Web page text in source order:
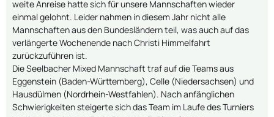
weite Anreise hatte sich für unsere Mannschaften wieder
einmal gelohnt. Leider nahmen in diesem Jahr nicht alle
Mannschaften aus den Bundesländern teil, was auch auf das
verlängerte Wochenende nach Christi Himmelfahrt
zurückzuführen ist.
Die Seelbacher Mixed Mannschaft traf auf die Teams aus
Eggenstein (Baden-Württemberg), Celle (Niedersachsen) und
Hausdülmen (Nordrhein-Westfahlen). Nach anfänglichen
Schwierigkeiten steigerte sich das Team im Laufe des Turniers